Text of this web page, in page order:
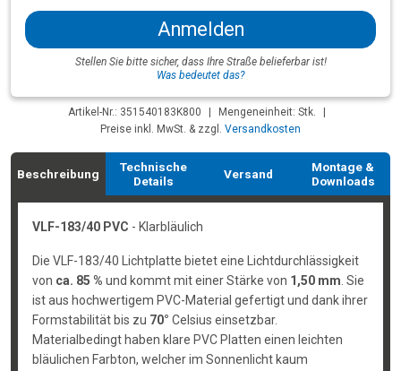
Anmelden
Stellen Sie bitte sicher, dass Ihre Straße belieferbar ist!
Was bedeutet das?
Artikel-Nr.: 351540183K800 Mengeneinheit: Stk.
Preise inkl. MwSt. & zzgl. Versandkosten
Beschreibung
Technische
Details
Versand
Montage &
Downloads
VLF-183/40 PVC - Klarbläulich
Die VLF-183/40 Lichtplatte bietet eine Lichtdurchlässigkeit
von ca. 85 % und kommt mit einer Stärke von 1,50 mm . Sie
ist aus hochwertigem PVC-Material gefertigt und dank ihrer
Formstabilität bis zu 70° Celsius einsetzbar.
Materialbedingt haben klare PVC Platten einen leichten
bläulichen Farbton, welcher im Sonnenlicht kaum